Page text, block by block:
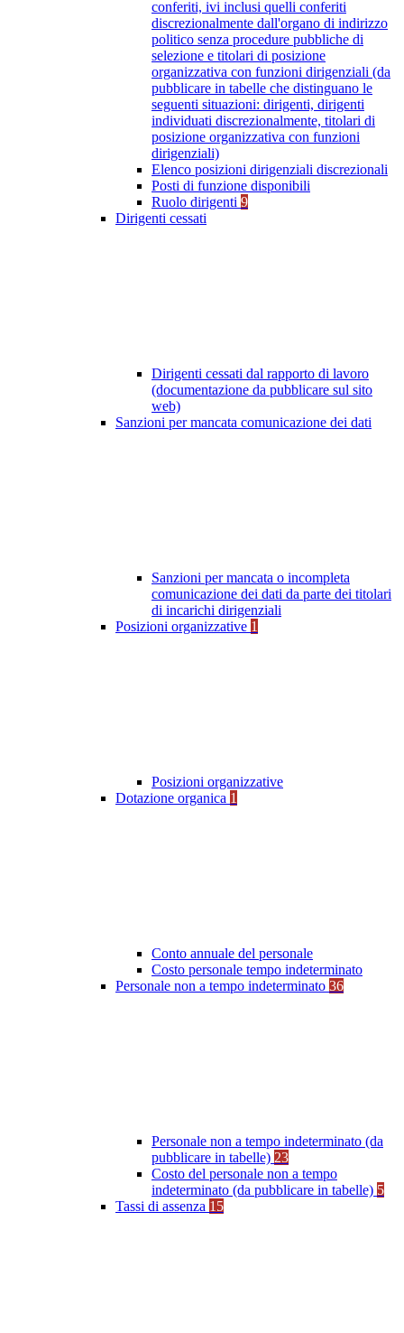
conferiti, ivi inclusi quelli conferiti
discrezionalmente dall'organo di indirizzo
politico senza procedure pubbliche di
selezione e titolari di posizione
organizzativa con funzioni dirigenziali (da
pubblicare in tabelle che distinguano le
seguenti situazioni: dirigenti, dirigenti
individuati discrezionalmente, titolari di
posizione organizzativa con funzioni
dirigenziali)
Elenco posizioni dirigenziali discrezionali
Posti di funzione disponibili
Ruolo dirigenti 9
Dirigenti cessati
Dirigenti cessati dal rapporto di lavoro
(documentazione da pubblicare sul sito
web)
Sanzioni per mancata comunicazione dei dati
Sanzioni per mancata o incompleta
comunicazione dei dati da parte dei titolari
di incarichi dirigenziali
Posizioni organizzative 1
Posizioni organizzative
Dotazione organica 1
Conto annuale del personale
Costo personale tempo indeterminato
Personale non a tempo indeterminato 36
Personale non a tempo indeterminato (da
pubblicare in tabelle) 23
Costo del personale non a tempo
indeterminato (da pubblicare in tabelle) 5
Tassi di assenza 15